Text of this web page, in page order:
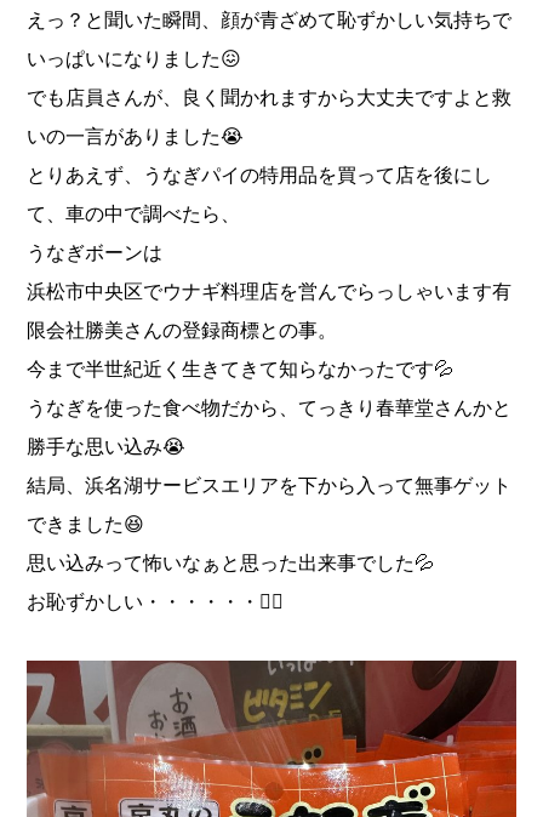
えっ？と聞いた瞬間、顔が青ざめて恥ずかしい気持ちで
いっぱいになりました😖
でも店員さんが、良く聞かれますから大丈夫ですよと救
いの一言がありました😭
とりあえず、うなぎパイの特用品を買って店を後にし
て、車の中で調べたら、
うなぎボーンは
浜松市中央区でウナギ料理店を営んでらっしゃいます有
限会社勝美さんの登録商標との事。
今まで半世紀近く生きてきて知らなかったです💦
うなぎを使った食べ物だから、てっきり春華堂さんかと
勝手な思い込み😭
結局、浜名湖サービスエリアを下から入って無事ゲット
できました😆
思い込みって怖いなぁと思った出来事でした💦
お恥ずかしい・・・・・・🙇‍♂️